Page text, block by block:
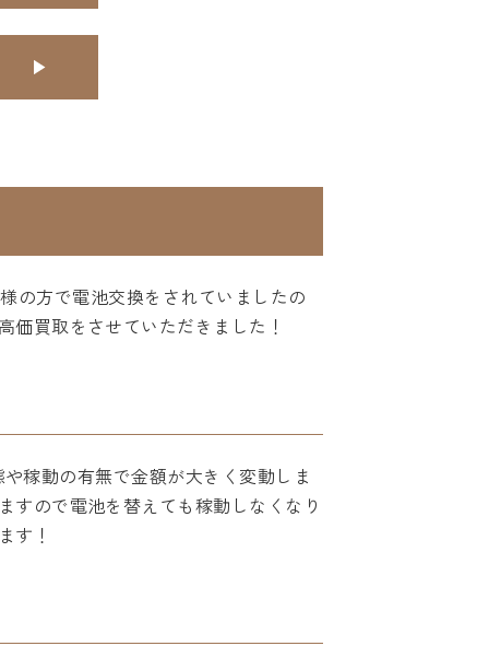
の方で電池交換をされていましたの
買取をさせていただきました！
稼動の有無で金額が大きく変動しま
すので電池を替えても稼動しなくなり
す！